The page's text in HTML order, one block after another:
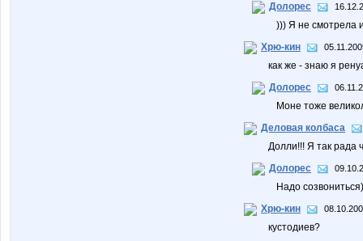
Долорес
))) Я не смотрела
Хрю-кин
как же - знаю я
Долорес
Моне тоже
Деловая колбаса
Долли!!! Я так рада
Долорес
Надо
Хрю-кин
кустодиев?